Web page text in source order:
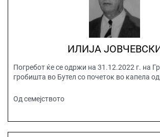
ИЛИЈА
Погребот ќе се одржи на 31.12.2022 г. на
гробишта во Бутел со почеток во капела
Од семејството